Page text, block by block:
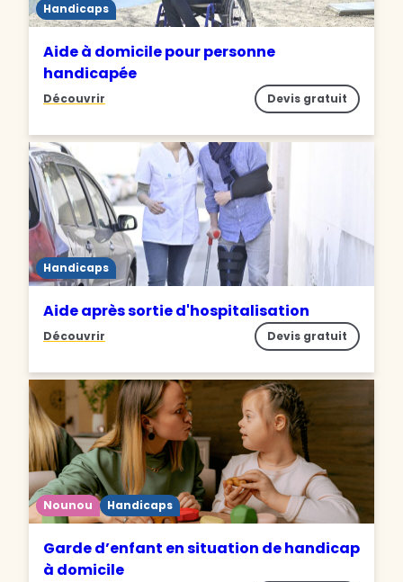
Handicaps
Aide à domicile pour personne
handicapée
Découvrir Devis gratuit
Handicaps
Aide après sortie d'hospitalisation
Découvrir Devis gratuit
Nounou Handicaps
Garde d’enfant en situation de handicap
à domicile